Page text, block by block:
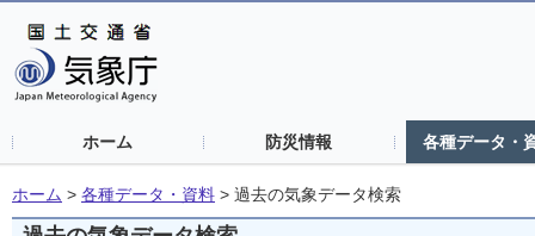
ホーム 防災情報 各種データ・
ホーム > 各種データ・資料 > 過去の気象データ検索